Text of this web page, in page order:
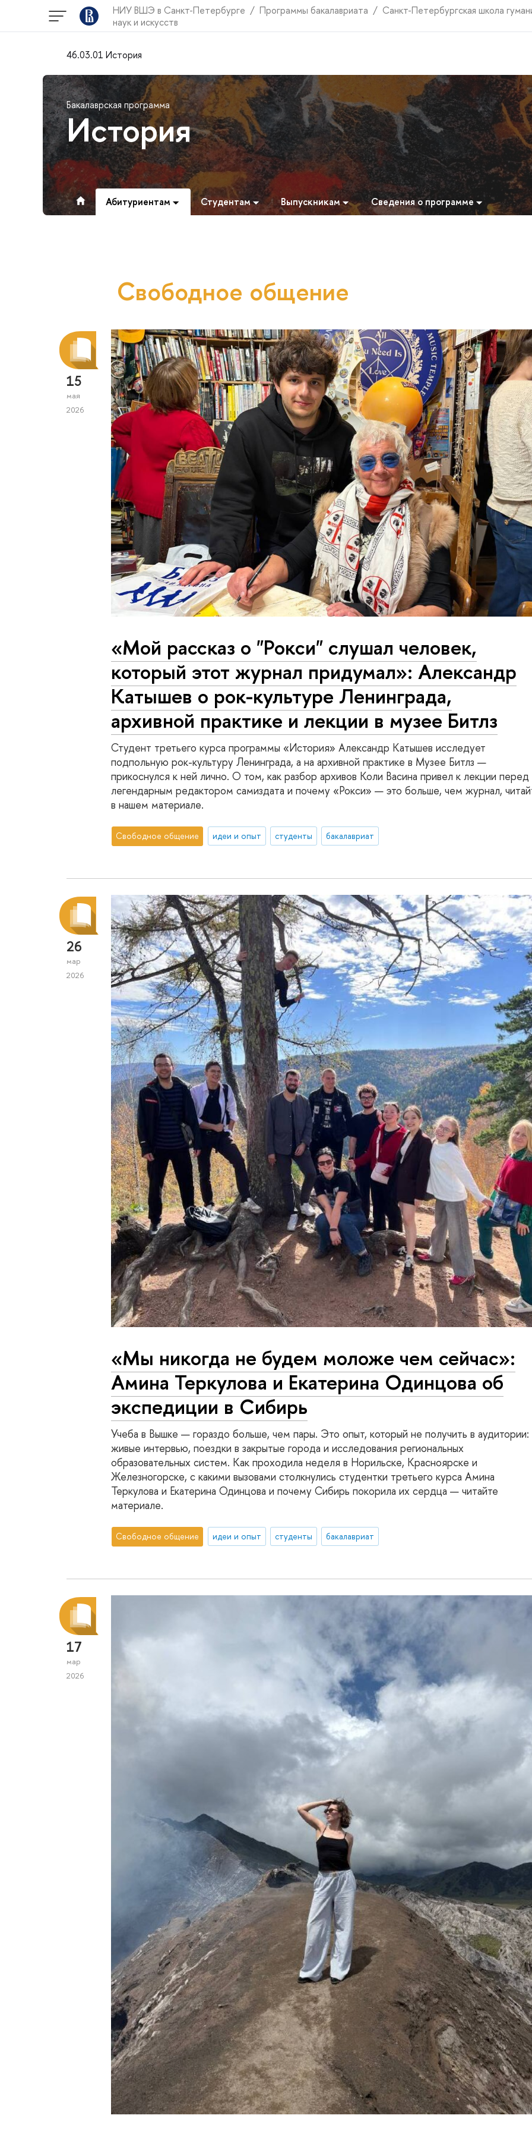
НИУ ВШЭ в Санкт-Петербурге Программы бакалавриата
Санкт-Петербургская школа
наук и искусств
46.03.01 История
Бакалаврская программа
История
Абитуриентам Студентам Выпускникам Сведения о программе
Свободное общение
15
мая
2026
«Мой рассказ о "Рокси" слушал человек,
который этот журнал придумал»: Александр
Катышев о рок-культуре Ленинграда,
архивной практике и лекции в музее Битлз
Студент третьего курса программы «История» Александр Катышев исследует
подпольную рок-культуру Ленинграда, а на архивной практике в Музее Битлз —
прикоснулся к ней лично. О том, как разбор архивов Коли Васина привел к лекции перед
легендарным редактором самиздата и почему «Рокси» — это больше, чем журнал,
в нашем материале.
Свободное общение идеи и опыт студенты бакалавриат
26
мар
2026
«Мы никогда не будем моложе чем сейчас»:
Амина Теркулова и Екатерина Одинцова об
экспедиции в Сибирь
Учеба в Вышке — гораздо больше, чем пары. Это опыт, который не получить в аудитории:
живые интервью, поездки в закрытые города и исследования региональных
образовательных систем. Как проходила неделя в Норильске, Красноярске и
Железногорске, с какими вызовами столкнулись студентки третьего курса Амина
Теркулова и Екатерина Одинцова и почему Сибирь покорила их сердца — читайте
материале.
Свободное общение идеи и опыт студенты бакалавриат
17
мар
2026